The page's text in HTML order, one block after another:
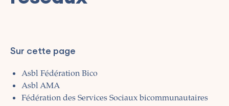
Sur cette page
Asbl Fédération Bico
Asbl AMA
Fédération des Services Sociaux bicommunautaires